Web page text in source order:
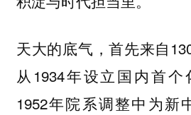
天大的底气，首先来自
从1934年设立国内首
1952年院系调整中为新